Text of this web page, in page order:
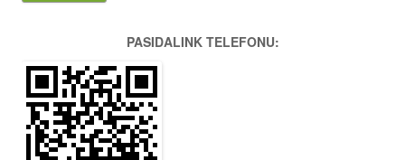
PASIDALINK TELEFONU: